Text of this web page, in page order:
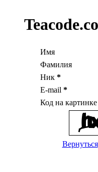
Имя
Фамилия
Ник *
E-mail *
Код на
Вернуться